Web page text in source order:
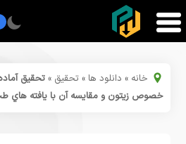
خانه » دانلود ها » تحقیق »تحقیق
خصوص زیتون و مقایسه آن با یافته هاي